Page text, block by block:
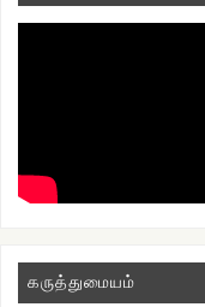
கருத்துமையம்